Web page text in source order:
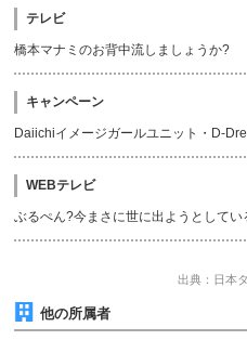
テレビ
橋本マナミのお背中流しましょうか?
キャンペーン
Daiichiイメージガールユニット・D-
WEBテレビ
ぶるぺん?今まさに世に出ようとして
出典：日本
他の所属者